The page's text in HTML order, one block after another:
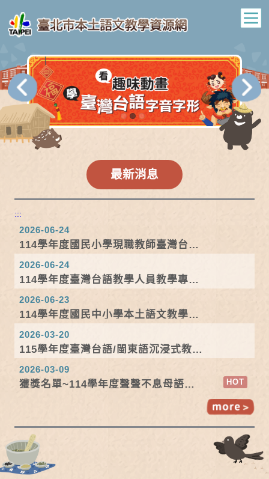
最新消息
:::
2026-06-24
114學年度國民小學現職教師臺灣台語
認證(字音...
2026-06-24
114學年度臺灣台語教學人員教學專業
培訓-回流...
2026-06-23
114學年度國民中小學本土語文教學支
援工作人員...
2026-03-20
115學年度臺灣台語/閩東語沉浸式教學
計畫說明會
2026-03-09
獲獎名單~114學年度聲聲不息母語情-